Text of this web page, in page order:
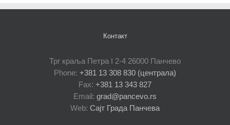
Контакт
Трг краља Петра I 2-4 26000 Панчево
Phone: +381 13 308 830 (централа)
Fax: +381 13 343 827
Email: grad@pancevo.rs
Web: Сајт Града Панчева